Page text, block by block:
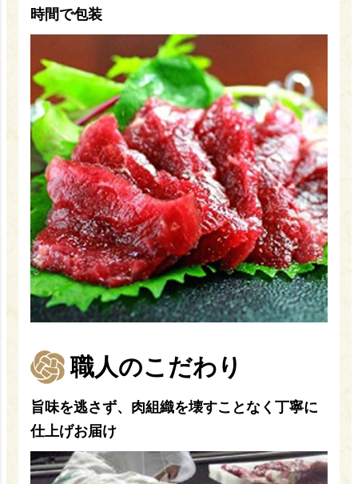
時間で包装
職人のこだわり
旨味を逃さず、肉組織を壊すことなく丁寧に
仕上げお届け